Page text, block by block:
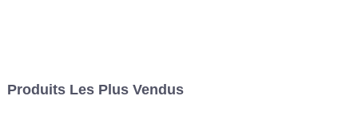
Produits Les Plus Vendus